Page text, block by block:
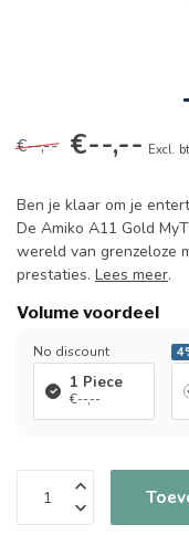
€--,-- €--,-- Excl.
Ben je klaar om je
De Amiko A11 Gold
wereld van grenzeloze
prestaties. Lees meer.
Volume voordeel
No discount
1 Piece
€--,--